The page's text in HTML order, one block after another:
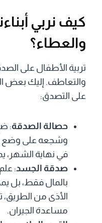
كيف نربي
والعطاء؟
تربية الأطفال على
والتعاطف. إليك بعض
على التصدق:
حصالة الصدقة:
وشجعه على وضع
في نهاية الشهر،
صدقة الجسد:
بالمال فقط، بل
الأذى من الطريق،
مساعدة الجيران.